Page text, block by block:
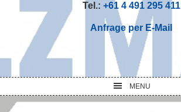
Tel.: +61 4 491 295 411
Anfrage per E-Mail
MENU